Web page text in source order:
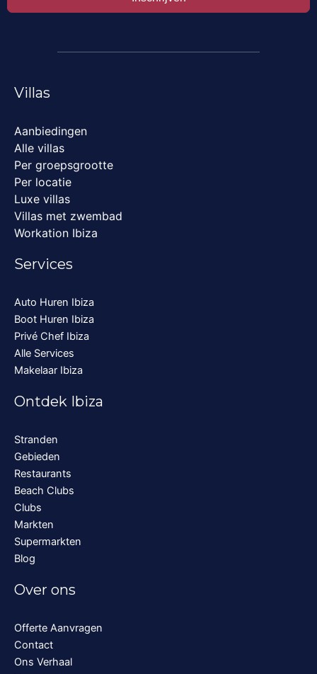
Villas
Aanbiedingen
Alle villas
Per groepsgrootte
Per locatie
Luxe villas
Villas met zwembad
Workation Ibiza
Services
Auto Huren Ibiza
Boot Huren Ibiza
Privé Chef Ibiza
Alle Services
Makelaar Ibiza
Ontdek Ibiza
Stranden
Gebieden
Restaurants
Beach Clubs
Clubs
Markten
Supermarkten
Blog
Over ons
Offerte Aanvragen
Contact
Ons Verhaal